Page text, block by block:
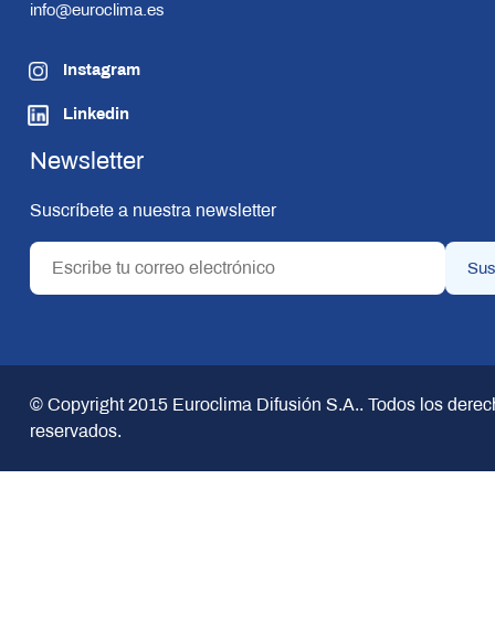
info@euroclima.es
Instagram
Linkedin
Newsletter
Suscríbete a nuestra newsletter
© Copyright 2015 Euroclima Difusión S.A.. Todos los
reservados.